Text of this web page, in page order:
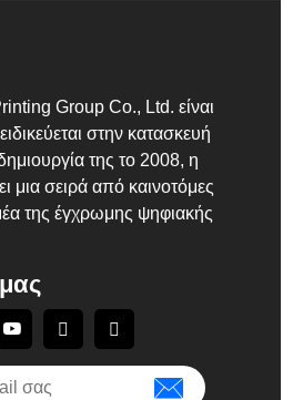
Group Co., Ltd. είναι
στην κατασκευή
της το 2008, η
μια σειρά από καινοτόμες
της έγχρωμης ψηφιακής